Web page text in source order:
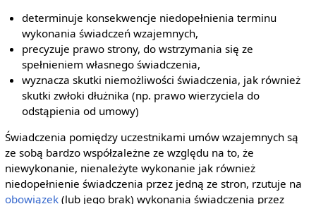
determinuje konsekwencje niedopełnienia terminu
wykonania świadczeń wzajemnych,
precyzuje prawo strony, do wstrzymania się ze
spełnieniem własnego świadczenia,
wyznacza skutki niemożliwości świadczenia, jak również
skutki zwłoki dłużnika (np. prawo wierzyciela do
odstąpienia od umowy)
Świadczenia pomiędzy uczestnikami umów wzajemnych są
ze sobą bardzo współzależne ze względu na to, że
niewykonanie, nienależyte wykonanie jak również
niedopełnienie świadczenia przez jedną ze stron, rzutuje na
obowiązek(lub jego brak) wykonania świadczenia przez